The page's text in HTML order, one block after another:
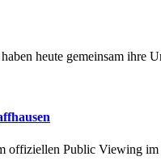
heute gemeinsam ihre
offiziellen Public Viewing